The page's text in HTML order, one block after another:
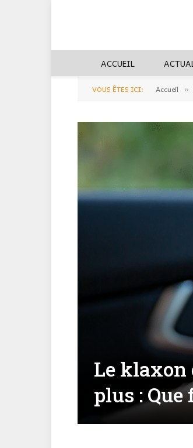
ACCUEIL
VOUS ÊTES ICI: Accueil »
Le klaxon
plus : Que